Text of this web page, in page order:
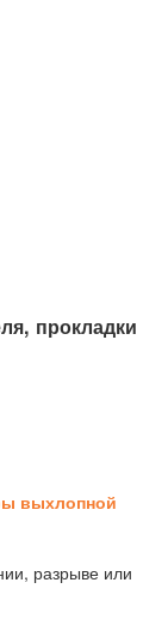
прокладки
выхлопной
разрыве или